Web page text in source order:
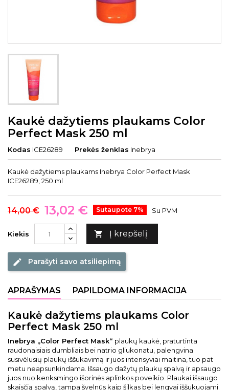
Kaukė dažytiems plaukams Color
Perfect Mask 250 ml
Kodas ICE26289 Prekės ženklas Inebrya
Kaukė dažytiems plaukams Inebrya Color Perfect Mask
ICE26289, 250 ml
14,00 € 13,02 € Sutaupote 7% Su PVM
Kiekis  Į krepšelį
edit Parašyti savo atsiliepimą
APRAŠYMAS PAPILDOMA INFORMACIJA
Kaukė dažytiems plaukams Color
Perfect Mask 250 ml
Inebrya „Color Perfect Mask“ plaukų kaukė, praturtinta
raudonaisiais dumbliais bei natrio gliukonatu, palengvina
susivėlusių plaukų iššukavimą ir juos intensyviai maitina, tuo pat
metu neapsunkindama. Išsaugo dažytų plaukų spalvą ir apsaugo
juos nuo kenksmingo išorinės aplinkos poveikio. Plaukai išsaugo
skaisčią spalvą, tampa švelnūs kaip šilkas bei lengvai iššukuojami.